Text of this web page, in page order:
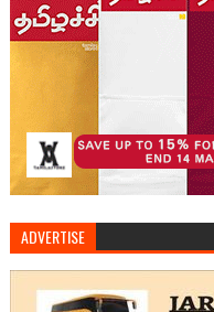
ADVERTISE